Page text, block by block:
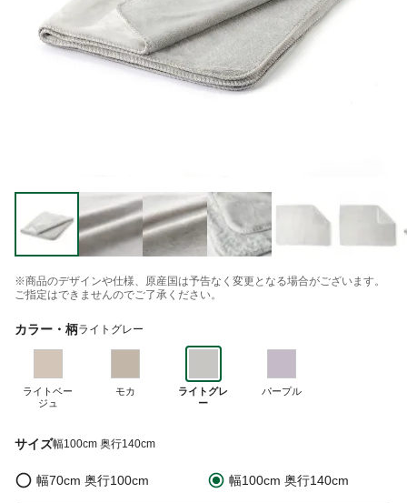
※商品のデザインや仕様、原産国は予告なく変更となる場合がございます。
ご指定はできませんのでご了承ください。
カラー・柄ライトグレー
ライトベー
ジュ
モカ
ライトグレ
ー
パープル
サイズ幅100cm 奥行140cm
幅70cm 奥行100cm 幅100cm 奥行140cm